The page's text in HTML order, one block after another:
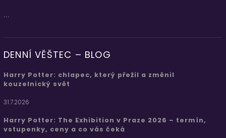
...
DENNÍ VĚŠTEC – BLOG
Harry Potter: chlapec, který přežil a změnil
kouzelnický svět
31.7.2026
Harry Potter: The Exhibition v Praze 2026 – termín,
vstupenky, ceny a co vás čeká